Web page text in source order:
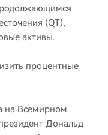
(QT),
активы.
процентные
на Всемирном
Дональд